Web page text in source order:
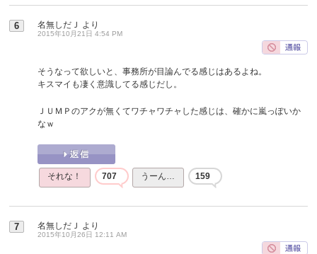
6 名無しだＪ より
2015年10月21日 4:54 PM
そうなって欲しいと、事務所が目論んでる感じはあるよね。
キスマイも凄く意識してる感じだし。
ＪＵＭＰのアクが無くてワチャワチャした感じは、確かに嵐っぽいか
なｗ
それな！ 707 うーん… 159
7 名無しだＪ より
2015年10月26日 12:11 AM